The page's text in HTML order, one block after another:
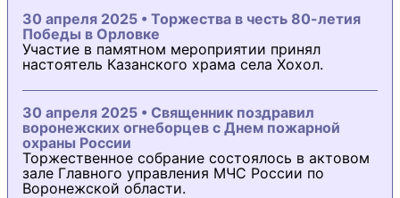
30 апреля 2025 • Торжества в честь 80-летия
Победы в Орловке
Участие в памятном мероприятии принял
настоятель Казанского храма села Хохол.
30 апреля 2025 • Священник поздравил
воронежских огнеборцев с Днем пожарной
охраны России
Торжественное собрание состоялось в актовом
зале Главного управления МЧС России по
Воронежской области.